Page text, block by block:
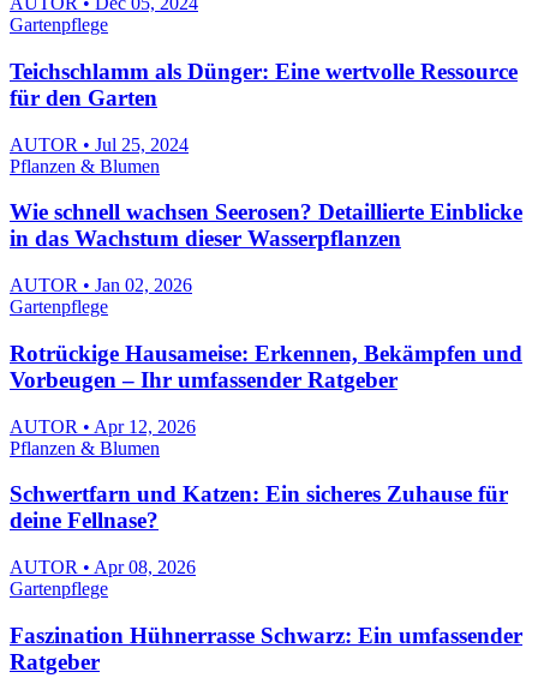
Gartenpflege
Teichschlamm als Dünger: Eine wertvolle Ressource
für den Garten
AUTOR • Jul 25, 2024
Pflanzen & Blumen
Wie schnell wachsen Seerosen? Detaillierte Einblicke
in das Wachstum dieser Wasserpflanzen
AUTOR • Jan 02, 2026
Gartenpflege
Rotrückige Hausameise: Erkennen, Bekämpfen und
Vorbeugen – Ihr umfassender Ratgeber
AUTOR • Apr 12, 2026
Pflanzen & Blumen
Schwertfarn und Katzen: Ein sicheres Zuhause für
deine Fellnase?
AUTOR • Apr 08, 2026
Gartenpflege
Faszination Hühnerrasse Schwarz: Ein umfassender
Ratgeber